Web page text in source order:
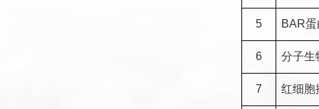
5 BAR
6 分子生
7 红细胞